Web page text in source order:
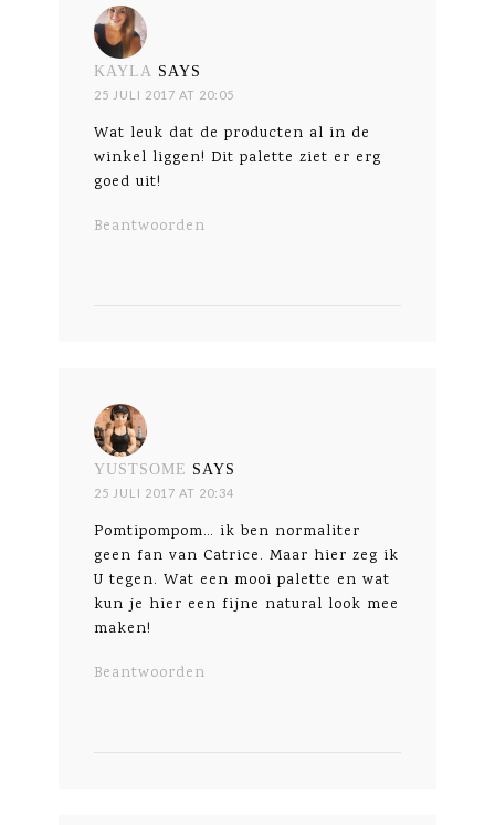
KAYLA SAYS
25 JULI 2017 AT 20:05
Wat leuk dat de producten al in de
winkel liggen! Dit palette ziet er erg
goed uit!
Beantwoorden
YUSTSOME SAYS
25 JULI 2017 AT 20:34
Pomtipompom… ik ben normaliter
geen fan van Catrice. Maar hier zeg ik
U tegen. Wat een mooi palette en wat
kun je hier een fijne natural look mee
maken!
Beantwoorden